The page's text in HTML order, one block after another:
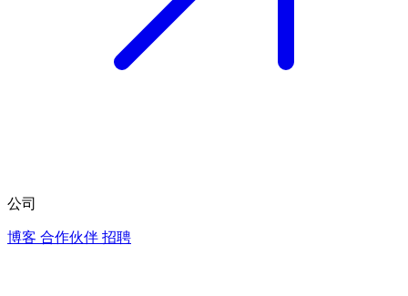
公司
博客 合作伙伴 招聘